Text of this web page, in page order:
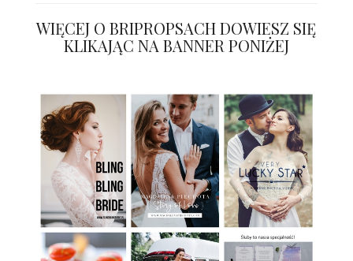
WIĘCEJ O BRIPROPSACH DOWIESZ SIĘ
KLIKAJĄC NA BANNER PONIŻEJ